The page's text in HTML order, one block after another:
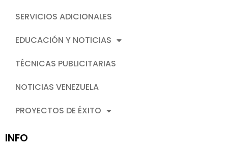
SERVICIOS ADICIONALES
EDUCACIÓN Y NOTICIAS
TÉCNICAS PUBLICITARIAS
NOTICIAS VENEZUELA
PROYECTOS DE ÉXITO
INFO